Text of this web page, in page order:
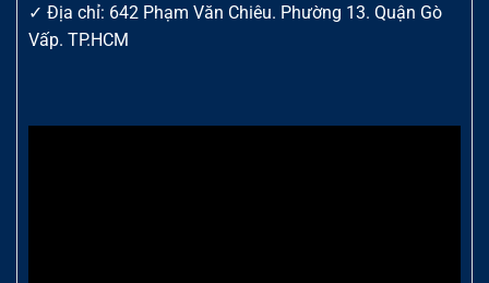
✓ Địa chỉ: 642 Phạm Văn Chiêu. Phường 13. Quận Gò
Vấp. TP.HCM